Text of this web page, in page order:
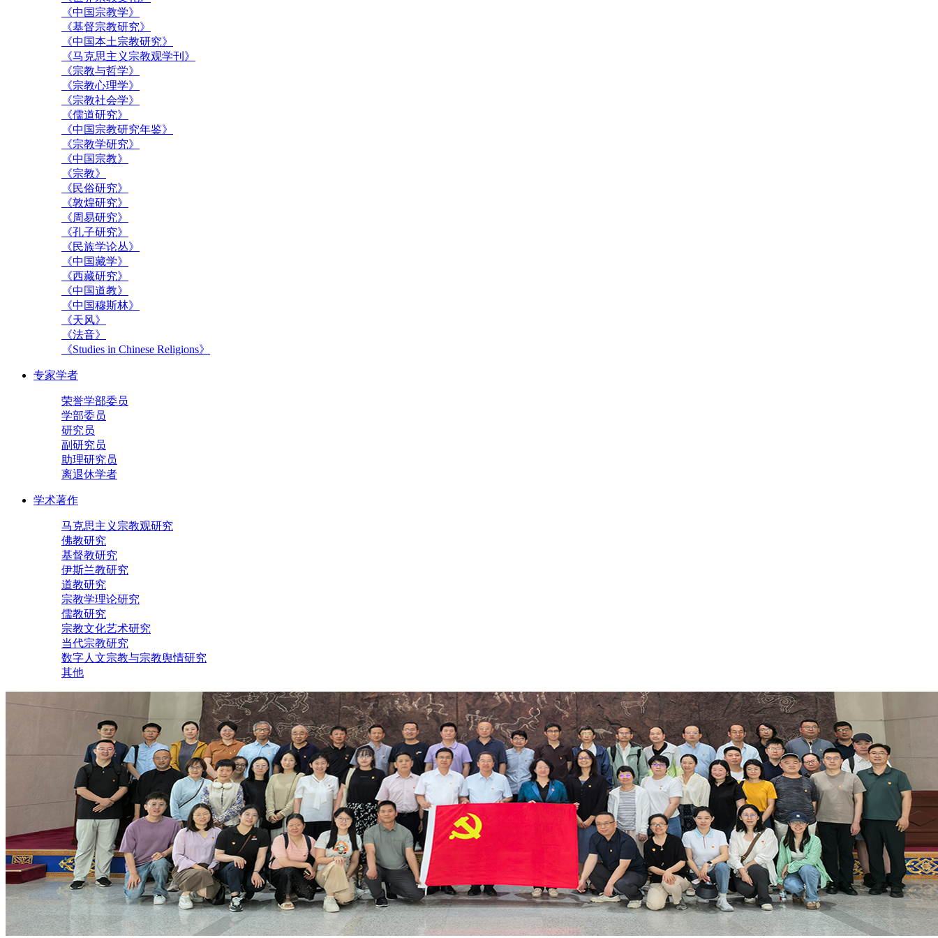
《中国宗教学》
《基督宗教研究》
《中国本土宗教研究》
《马克思主义宗教观学刊》
《宗教与哲学》
《宗教心理学》
《宗教社会学》
《儒道研究》
《中国宗教研究年鉴》
《宗教学研究》
《中国宗教》
《宗教》
《民俗研究》
《敦煌研究》
《周易研究》
《孔子研究》
《民族学论丛》
《中国藏学》
《西藏研究》
《中国道教》
《中国穆斯林》
《天风》
《法音》
《Studies in Chinese Religions》
专家学者
荣誉学部委员
学部委员
研究员
副研究员
助理研究员
离退休学者
学术著作
马克思主义宗教观研究
佛教研究
基督教研究
伊斯兰教研究
道教研究
宗教学理论研究
儒教研究
宗教文化艺术研究
当代宗教研究
数字人文宗教与宗教舆情研究
其他